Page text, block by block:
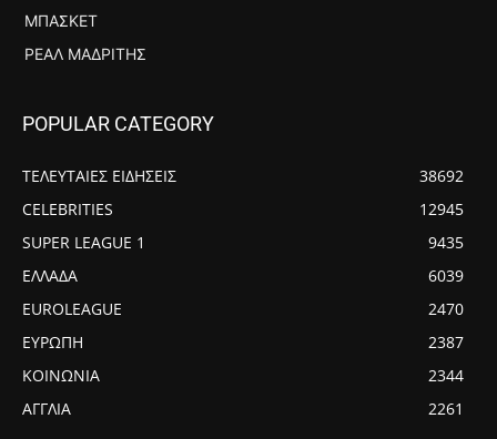
ΜΠΆΣΚΕΤ
ΡΕΆΛ ΜΑΔΡΊΤΗΣ
POPULAR CATEGORY
ΤΕΛΕΥΤΑΙΕΣ ΕΙΔΗΣΕΙΣ
38692
CELEBRITIES
12945
SUPER LEAGUE 1
9435
ΕΛΛΑΔΑ
6039
EUROLEAGUE
2470
ΕΥΡΩΠΗ
2387
ΚΟΙΝΩΝΙΑ
2344
ΑΓΓΛΙΑ
2261